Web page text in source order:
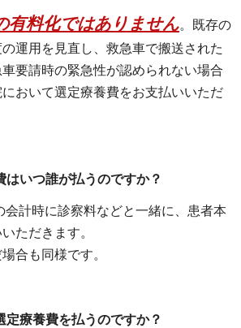
有料化ではありません。既存の
運用を見直し、救急車で搬送された
要請時の緊急性が認められない場合
おいて選定療養費をお支払いいただ
はいつ誰が払うのですか？
会計時に診察料などと一緒に、患者本
ただきます。
合も同様です。
定療養費を払うのですか？